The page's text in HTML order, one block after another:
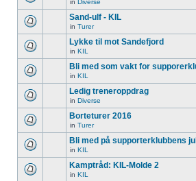
in Diverse
Sand-ulf - KIL
in Turer
Lykke til mot Sandefjord
in KIL
Bli med som vakt for
in KIL
Ledig treneroppdrag
in Diverse
Borteturer 2016
in Turer
Bli med på supporterklubbens
in KIL
Kamptråd: KIL-Molde 2
in KIL